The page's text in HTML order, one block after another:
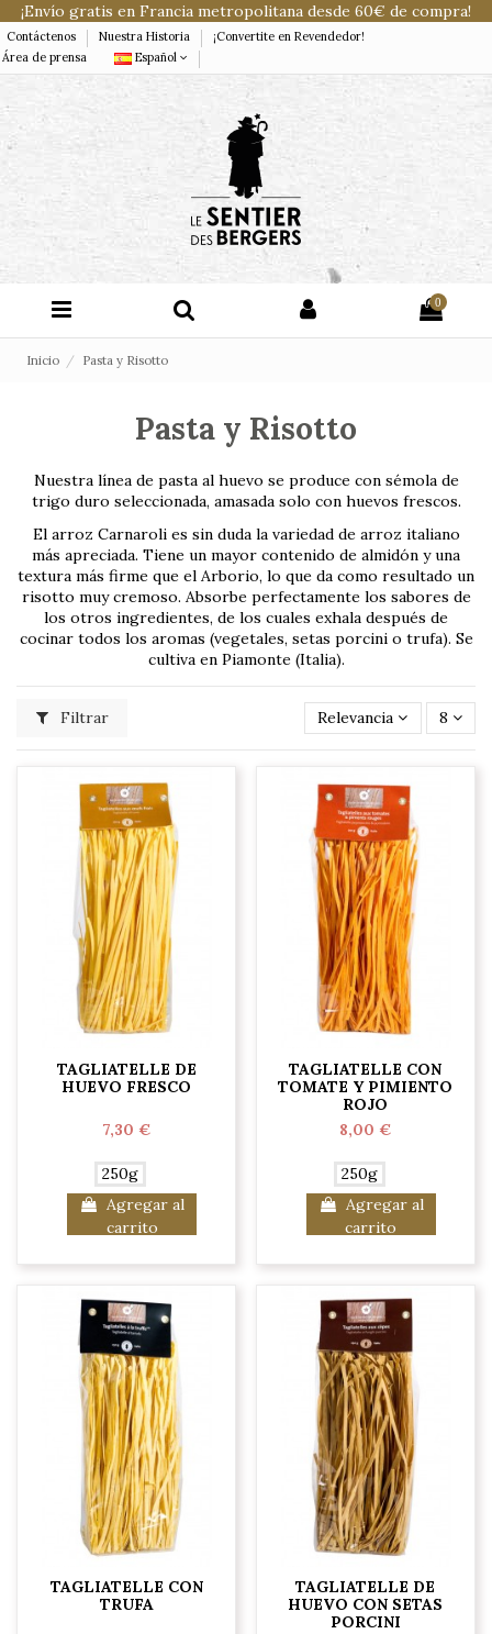
¡Envío gratis en Francia metropolitana desde 60€ de compra!
Contáctenos Nuestra Historia
¡Convertite en Revendedor!
Área de prensa
Español
0
Inicio Pasta y Risotto
Pasta y Risotto
Nuestra línea de pasta al huevo se produce con sémola de
trigo duro seleccionada, amasada solo con huevos frescos.
El arroz Carnaroli es sin duda la variedad de arroz italiano
más apreciada. Tiene un mayor contenido de almidón y una
textura más firme que el Arborio, lo que da como resultado un
risotto muy cremoso. Absorbe perfectamente los sabores de
los otros ingredientes, de los cuales exhala después de
cocinar todos los aromas (vegetales, setas porcini o trufa). Se
cultiva en Piamonte (Italia).
Filtrar Relevancia 8
TAGLIATELLE DE
HUEVO FRESCO
7,30 €
250g
Agregar al
carrito
TAGLIATELLE CON
TOMATE Y PIMIENTO
ROJO
8,00 €
250g
Agregar al
carrito
TAGLIATELLE CON
TRUFA
TAGLIATELLE DE
HUEVO CON SETAS
PORCINI